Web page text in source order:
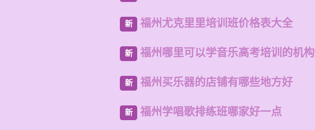
新 福州尤克里里培训班价格表大全
新 福州哪里可以学音乐高考培训的机构
新 福州买乐器的店铺有哪些地方好
新 福州学唱歌排练班哪家好一点